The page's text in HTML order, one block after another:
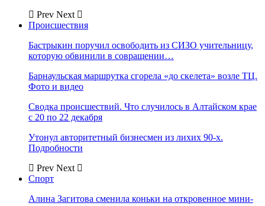
Prev Next
Происшествия
Бастрыкин поручил освободить из СИЗО учительницу,
которую обвинили в совращении…
Барнаульская маршрутка сгорела «до скелета» возле ТЦ.
Фото и видео
Сводка происшествий. Что случилось в Алтайском крае
с 20 по 22 декабря
Утонул авторитетный бизнесмен из лихих 90-х.
Подробности
Prev Next
Спорт
Алина Загитова сменила коньки на откровенное мини-